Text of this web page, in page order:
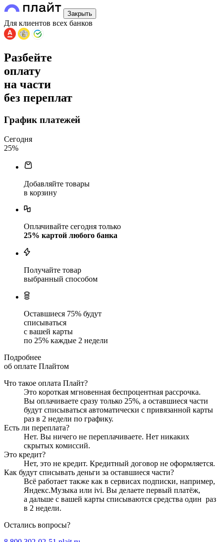
Закрыть
Для клиентов всех банков
Разбейте
оплату
на части
без переплат
График платежей
Сегодня
25%
Добавляйте товары
в корзину
Оплачивайте сегодня только
25% картой любого банка
Получайте товар
выбранный способом
Оставшиеся 75% будут
списываться
с вашей карты
по 25% каждые 2 недели
Подробнее
об оплате Плайтом
Что такое оплата Плайт?
Это короткая мгновенная беспроцентная рассрочка.
Вы оплачиваете сразу только 25%, а оставшиеся части
будут списываться автоматически с привязанной карты
раз в 2 недели по графику.
Есть ли переплата?
Нет. Вы ничего не переплачиваете. Нет никаких
скрытых комиссий.
Это кредит?
Нет, это не кредит. Кредитный договор не оформляется.
Как будут списывать деньги за оставшиеся части?
Всё работает также как в сервисах подписки, например,
Яндекс.Музыка или ivi. Вы делаете первый платёж,
а дальше с вашей карты списываются средства один раз
в 2 недели.
Остались вопросы?